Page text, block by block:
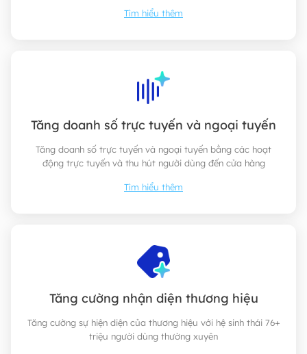
Tìm hiểu thêm
Tăng doanh số trực tuyến và ngoại tuyến
Tăng doanh số trực tuyến và ngoại tuyến bằng các hoạt
động trực tuyến và thu hút người dùng đến cửa hàng
Tìm hiểu thêm
Tăng cường nhận diện thương hiệu
Tăng cường sự hiện diện của thương hiệu với hệ sinh thái 76+
triệu người dùng thường xuyên